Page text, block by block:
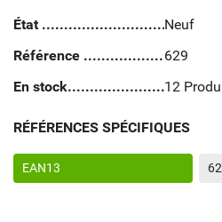
État
Neuf
Référence
629
En stock
12
RÉFÉRENCES SPÉCIFIQUES
EAN13